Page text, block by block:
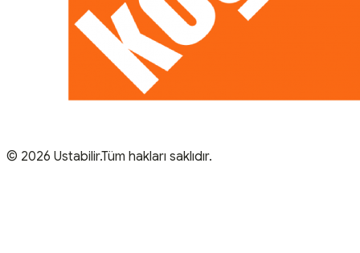
© 2026 Ustabilir.Tüm hakları saklıdır.